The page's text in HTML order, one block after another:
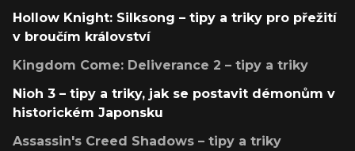
Hollow Knight: Silksong – tipy a triky pro přežití
v broučím království
Kingdom Come: Deliverance 2 – tipy a triky
Nioh 3 – tipy a triky, jak se postavit démonům v
historickém Japonsku
Assassin's Creed Shadows – tipy a triky